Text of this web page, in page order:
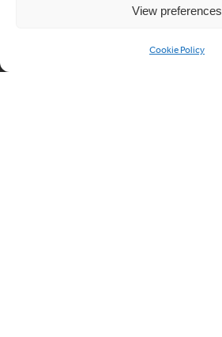
View preferences
Cookie Policy